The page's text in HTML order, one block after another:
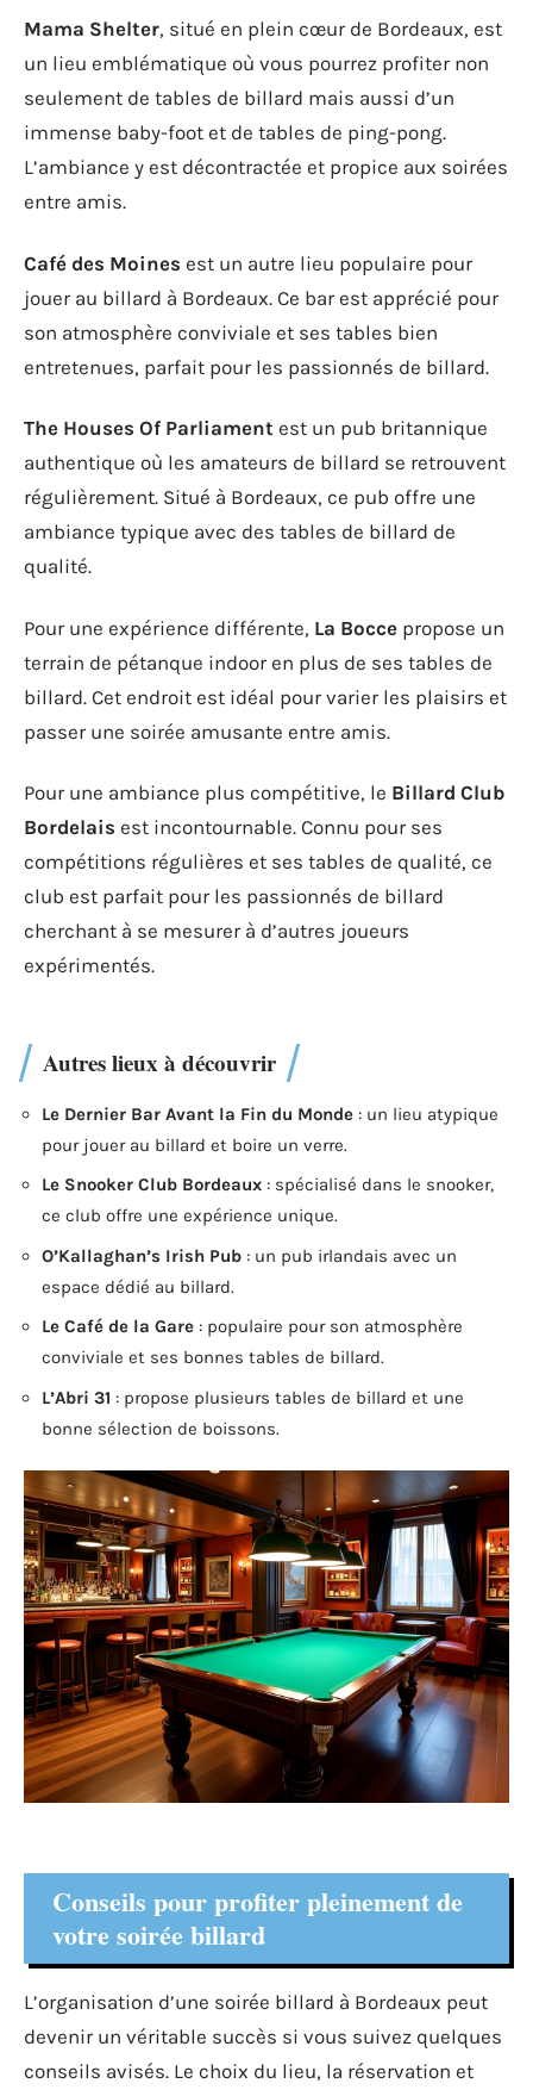
Mama Shelter, situé en plein cœur de Bordeaux, est
un lieu emblématique où vous pourrez profiter non
seulement de tables de billard mais aussi d’un
immense baby-foot et de tables de ping-pong.
L’ambiance y est décontractée et propice aux soirées
entre amis.
Café des Moines est un autre lieu populaire pour
jouer au billard à Bordeaux. Ce bar est apprécié pour
son atmosphère conviviale et ses tables bien
entretenues, parfait pour les passionnés de billard.
The Houses Of Parliament est un pub britannique
authentique où les amateurs de billard se retrouvent
régulièrement. Situé à Bordeaux, ce pub offre une
ambiance typique avec des tables de billard de
qualité.
Pour une expérience différente, La Bocce propose un
terrain de pétanque indoor en plus de ses tables de
billard. Cet endroit est idéal pour varier les plaisirs et
passer une soirée amusante entre amis.
Pour une ambiance plus compétitive, le Billard Club
Bordelais est incontournable. Connu pour ses
compétitions régulières et ses tables de qualité, ce
club est parfait pour les passionnés de billard
cherchant à se mesurer à d’autres joueurs
expérimentés.
Autres lieux à découvrir
Le Dernier Bar Avant la Fin du Monde : un lieu atypique
pour jouer au billard et boire un verre.
Le Snooker Club Bordeaux : spécialisé dans le snooker,
ce club offre une expérience unique.
O’Kallaghan’s Irish Pub : un pub irlandais avec un
espace dédié au billard.
Le Café de la Gare : populaire pour son atmosphère
conviviale et ses bonnes tables de billard.
L’Abri 31 : propose plusieurs tables de billard et une
bonne sélection de boissons.
Conseils pour profiter pleinement de
votre soirée billard
L’organisation d’une soirée billard à Bordeaux peut
devenir un véritable succès si vous suivez quelques
conseils avisés. Le choix du lieu, la réservation et